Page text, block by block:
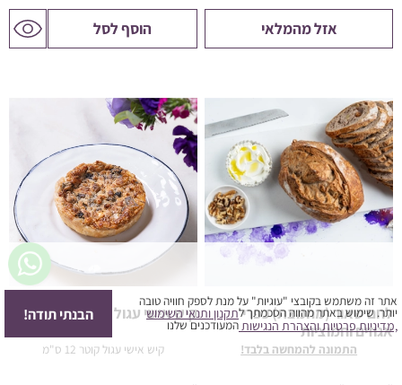
סיכום ביניים: 0
₪
חלק מההנחות יחושבו במסך התשלום
ביצוע הזמנה
הצעת מחיר
המשך בקנייה
אזל מהמלאי הוסף לסל לדף
המוצר
לחם שאור (מחמצת) כפרי
אגוזים וחמוציות
התמונה להמחשה בלבד!
קיש אישי עגול - בטטה
קיש אישי עגול קוטר 12 ס"מ
אתר זה משתמש בקובצי "עוגיות" על מנת לספק חוויה טובה
יותר. שימוש באתר מהווה הסכמתך לתקנון ותנאי השימוש
,מדיניות פרטיותוהצהרת הנגישותהמעודכנים שלנו
הבנתי תודה!